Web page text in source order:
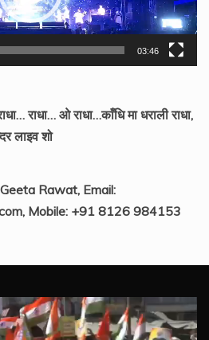
03:46
राधा… ओ राधा…काँधि मा धराली राधा,
लाइव शो
Rawat, Email:
Mobile: +91 8126 984153